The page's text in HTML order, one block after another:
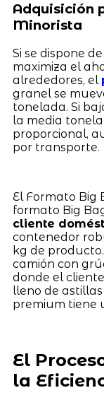
Adquisición
Minorista
Si se dispone
maximiza el
alrededores, el
granel se
tonelada. Si
la media
proporcional,
por transporte.
El Formato Big
formato Big
cliente
contenedor
kg de
camión con
donde el
lleno de
premium tiene
El
la